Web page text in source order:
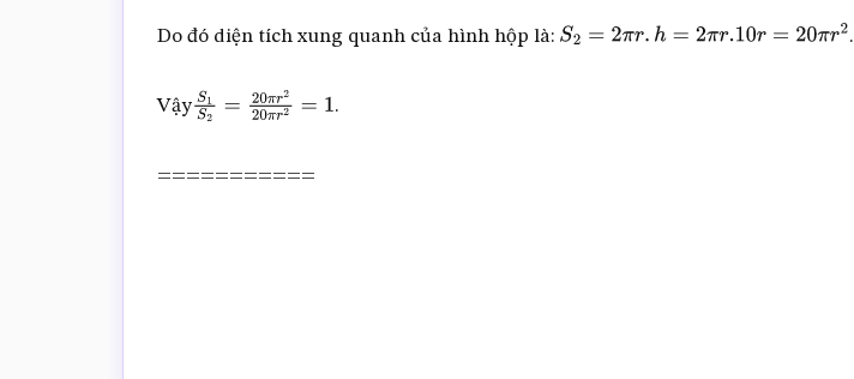
Do đó diện tích xung quanh của hình hộp là: S2= πr.h = 2π .10r= 20π .
Vậy S1 2= 20πr2 20πr2.
===========